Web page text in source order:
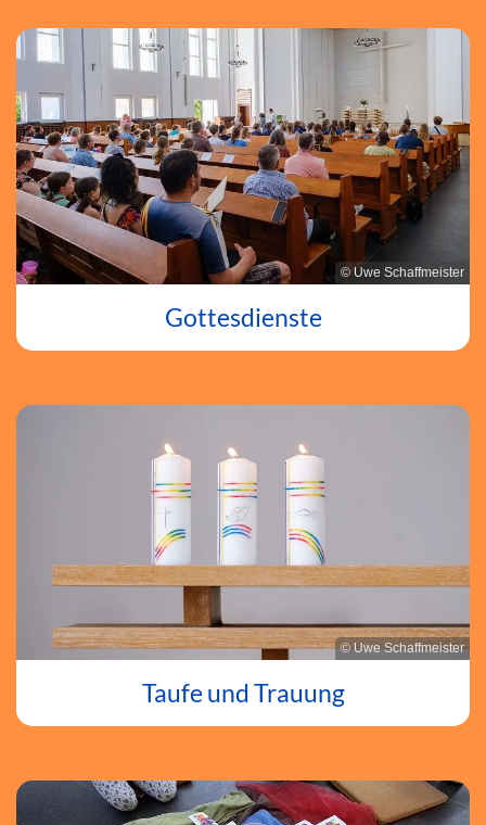
© Uwe Schaffmeister
Gottesdienste
© Uwe Schaffmeister
Taufe und Trauung